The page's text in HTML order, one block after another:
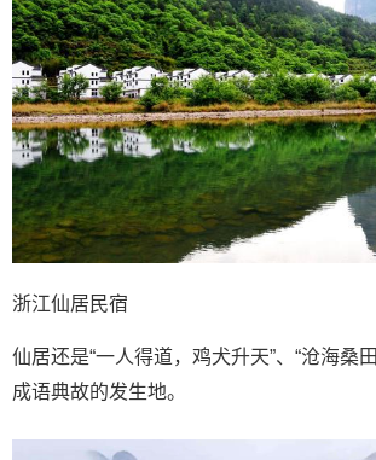
浙江仙居民宿
仙居还是“一人得道，鸡犬升天”、“沧海桑
成语典故的发生地。